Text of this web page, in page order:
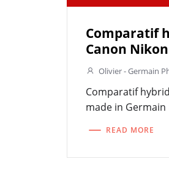
Comparatif
Canon Nikon
Olivier - Germain
Comparatif
made in Germain
READ MORE